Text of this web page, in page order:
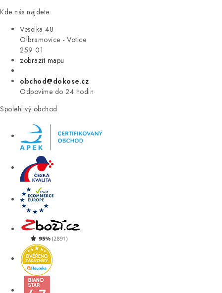
Kde nás najdete
Veselka 48
Olbramovice - Votice
259 01
zobrazit mapu
obchod@dokose.cz
Odpovíme do 24 hodin
Spolehlivý obchod
ÚKLID
VÝPRODEJ
ZNAČKY
Úvod Kontakt Blog
Moje objednávka